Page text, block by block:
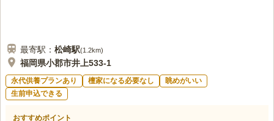
最寄駅： 松崎駅(1.2km)
福岡県小郡市井上533-1
永代供養プランあり 檀家になる必要なし
眺めがいい
生前申込できる
おすすめポイント